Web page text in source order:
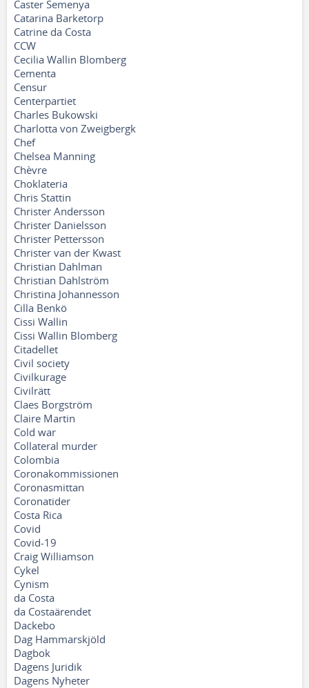
Caster Semenya
Catarina Barketorp
Catrine da Costa
CCW
Cecilia Wallin Blomberg
Cementa
Censur
Centerpartiet
Charles Bukowski
Charlotta von Zweigbergk
Chef
Chelsea Manning
Chèvre
Choklateria
Chris Stattin
Christer Andersson
Christer Danielsson
Christer Pettersson
Christer van der Kwast
Christian Dahlman
Christian Dahlström
Christina Johannesson
Cilla Benkö
Cissi Wallin
Cissi Wallin Blomberg
Citadellet
Civil society
Civilkurage
Civilrätt
Claes Borgström
Claire Martin
Cold war
Collateral murder
Colombia
Coronakommissionen
Coronasmittan
Coronatider
Costa Rica
Covid
Covid-19
Craig Williamson
Cykel
Cynism
da Costa
da Costaärendet
Dackebo
Dag Hammarskjöld
Dagbok
Dagens Juridik
Dagens Nyheter